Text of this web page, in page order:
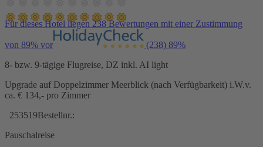
Für dieses Hotel liegen 238 Bewertungen mit einer Zustimmung
von 89% vor (238) 89%
8- bzw. 9-tägige Flugreise, DZ inkl. AI light
Upgrade auf Doppelzimmer Meerblick (nach Verfügbarkeit) i.W.v.
ca. € 134,- pro Zimmer
253519Bestellnr.:
Pauschalreise